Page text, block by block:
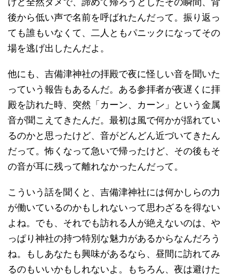
後から低い声で名前を呼ばれたんだって。振り返っ
ても誰もいなくて、二人ともパニックになってその
場を逃げ出したんだよ。
他にも、吉備津神社の拝殿で夜に怪しい音を聞いた
っていう報告もあるんだ。ある参拝者が夜遅くに拝
殿を訪れた時、突然「カーン、カーン」という金属
音が聞こえてきたんだ。最初は風で何かが揺れてい
るのかと思ったけど、音がどんどん近づいてきたん
だって。怖くなって急いで帰ったけど、その後もそ
の音が耳に残って離れなかったんだって。
こういう話を聞くと、吉備津神社には何かしらの力
が働いているのかもしれないって思わざるを得ない
よね。でも、それでも訪れる人が絶えないのは、や
っぱり神社の持つ特別な魅力があるからなんだろう
ね。もしあなたも興味があるなら、昼間に訪れてみ
るのもいいかもしれないよ。もちろん、夜は避けた